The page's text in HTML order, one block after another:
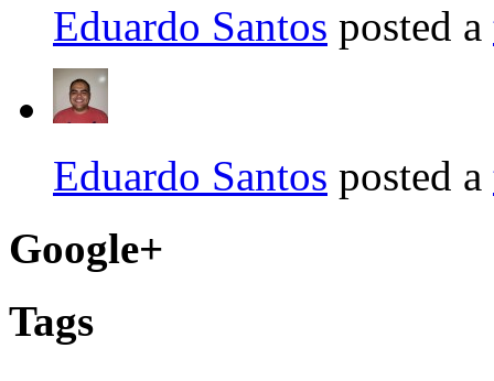
Eduardo Santos posted a
Eduardo Santos posted a
Google+
Tags